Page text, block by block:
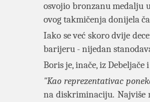
osvojio bronzanu medalju
ovog takmičenja donijela
Iako se već skoro dvije
barijeru - nijedan
Boris je, inače, iz
"Kao reprezentativac
na diskriminaciju. Najviše